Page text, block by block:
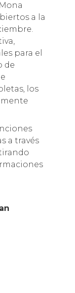
a la
para el
de
los
a través